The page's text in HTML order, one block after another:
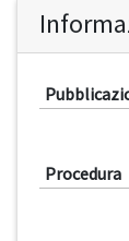
Procedura